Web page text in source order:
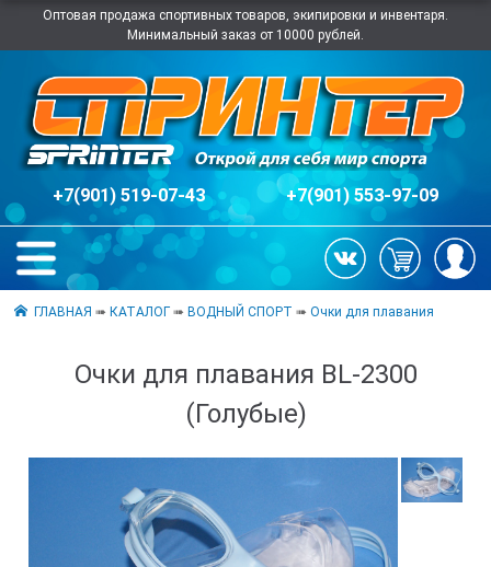
Оптовая продажа спортивных товаров, экипировки и инвентаря.
Минимальный заказ от 10000 рублей.
+7(901) 519-07-43 +7(901) 553-97-09
ГЛАВНАЯ ➠КАТАЛОГ ➠ВОДНЫЙ СПОРТ ➠Очки для плавания
Очки для плавания BL-2300
(Голубые)